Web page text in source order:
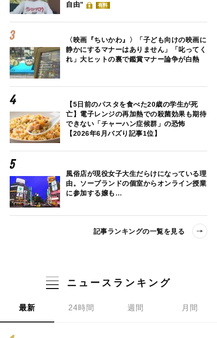
自由”
有料
〈映画『ちいかわ』〉「子ども向けの映画に
静かにするマナーはありません」「叱ってく
れ」大ヒットの裏で鑑賞マナー論争が白熱
【5日前のパスタを食べた20歳の学生が死
亡】電子レンジの再加熱での殺菌効果も期待
できない「チャーハン症候群」の恐怖
【2026年6月バズり記事1位】
風俗店が現役女子大生だらけになっている理
由。ソープランドの個室からオンライン授業
に参加する嬢も…
記事ランキングの一覧を見る
ニュースランキング
最新 24時間 週間 月間